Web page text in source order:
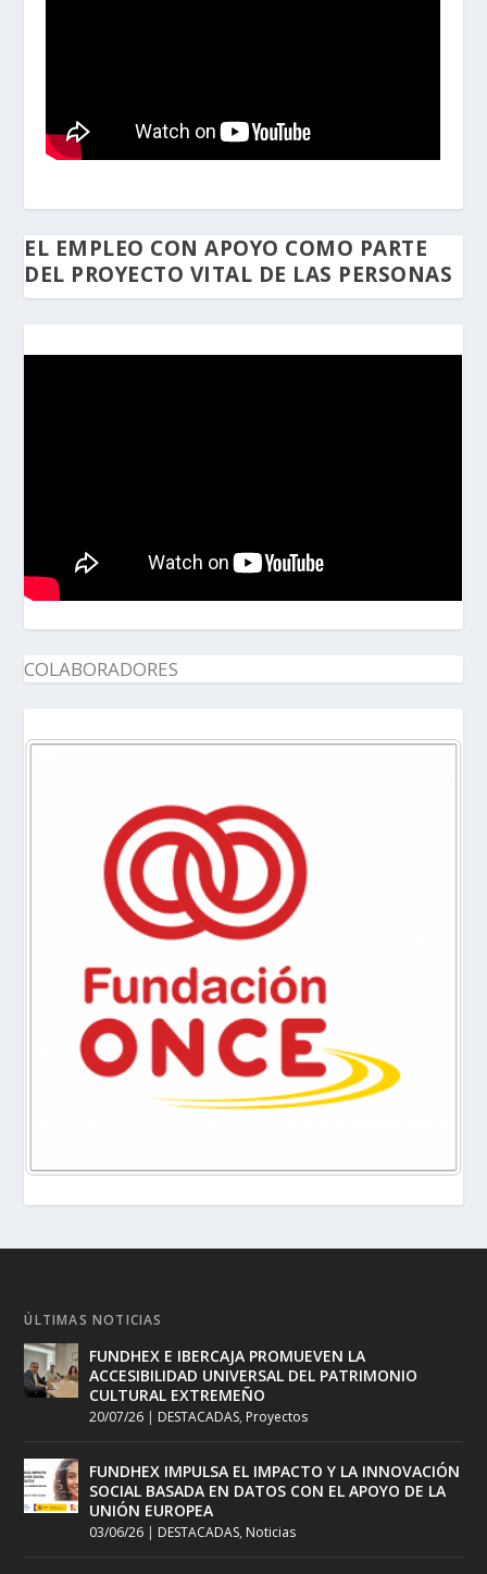
EL EMPLEO CON APOYO COMO PARTE
DEL PROYECTO VITAL DE LAS PERSONAS
COLABORADORES
ÚLTIMAS NOTICIAS
FUNDHEX E IBERCAJA PROMUEVEN LA
ACCESIBILIDAD UNIVERSAL DEL PATRIMONIO
CULTURAL EXTREMEÑO
20/07/26 | DESTACADAS, Proyectos
FUNDHEX IMPULSA EL IMPACTO Y LA INNOVACIÓN
SOCIAL BASADA EN DATOS CON EL APOYO DE LA
UNIÓN EUROPEA
03/06/26 | DESTACADAS, Noticias